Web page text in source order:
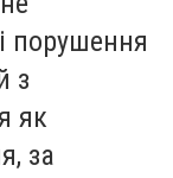
порушення
з
як
за